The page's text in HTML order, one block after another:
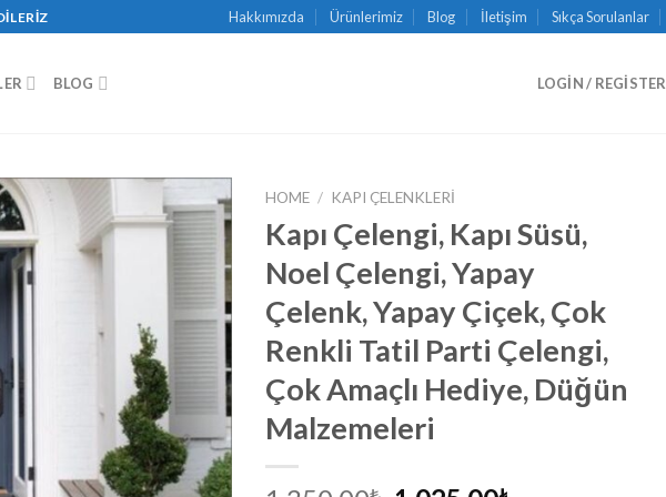
Hakkımızda Ürünlerimiz Blog İletişim Sıkça Sorulanlar
BLOG LOGIN / REGISTER
HOME / KAPI ÇELENKLERI
Kapı Çelengi, Kapı Süsü,
Noel Çelengi, Yapay
Çelenk, Yapay Çiçek, Çok
Renkli Tatil Parti Çelengi,
Çok Amaçlı Hediye, Düğün
Malzemeleri